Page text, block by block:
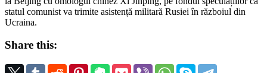
statul comunist va trimite asistență militară Rusiei în războiul din
Ucraina.
Share this: